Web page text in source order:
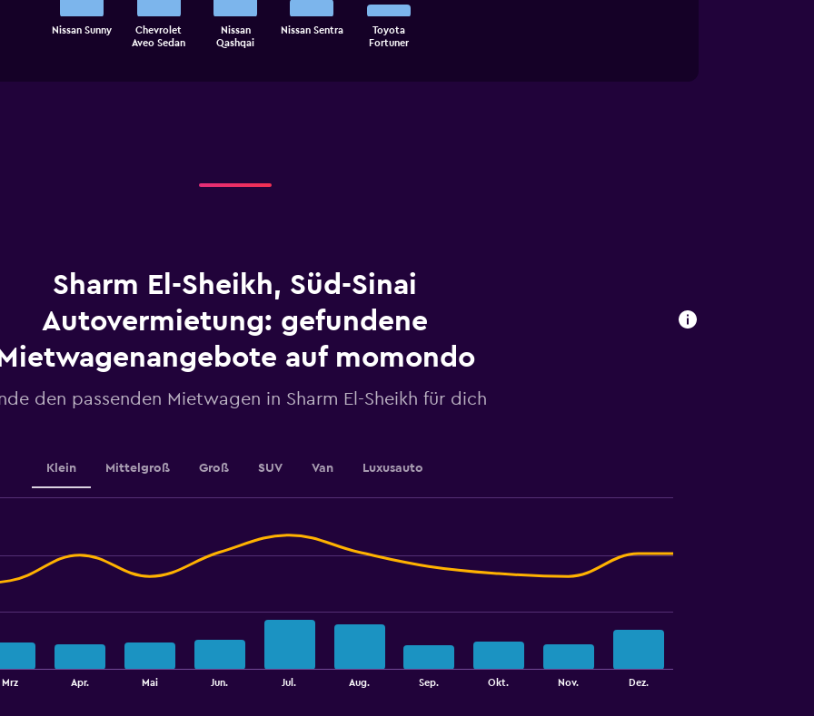
chart
axis
displaying
values.
Range:
0
60.
Nissan Sunny
Chevrolet
Aveo Sedan
Nissan
Qashqai
Nissan Sentra
Toyota
Fortuner
Sharm El-Sheikh, Süd-Sinai
Autovermietung: gefundene
auf momondo
den passenden Mietwagen in Sharm El-Sheikh für dich
Klein Mittelgroß Groß SUV Van Luxusauto
Mrz Apr. Mai Jun. Jul. Aug. Sep. Okt. Nov. Dez.